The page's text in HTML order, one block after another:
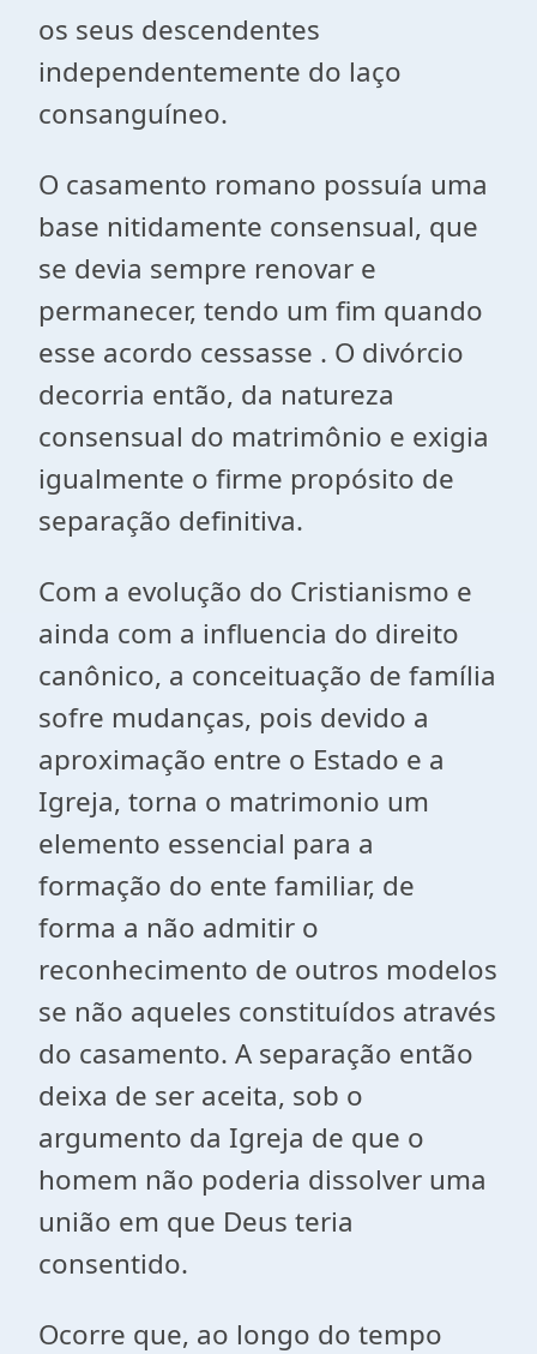
os seus descendentes
independentemente do laço
consanguíneo.
O casamento romano possuía uma
base nitidamente consensual, que
se devia sempre renovar e
permanecer, tendo um fim quando
esse acordo cessasse . O divórcio
decorria então, da natureza
consensual do matrimônio e exigia
igualmente o firme propósito de
separação definitiva.
Com a evolução do Cristianismo e
ainda com a influencia do direito
canônico, a conceituação de família
sofre mudanças, pois devido a
aproximação entre o Estado e a
Igreja, torna o matrimonio um
elemento essencial para a
formação do ente familiar, de
forma a não admitir o
reconhecimento de outros modelos
se não aqueles constituídos através
do casamento. A separação então
deixa de ser aceita, sob o
argumento da Igreja de que o
homem não poderia dissolver uma
união em que Deus teria
consentido.
Ocorre que, ao longo do tempo